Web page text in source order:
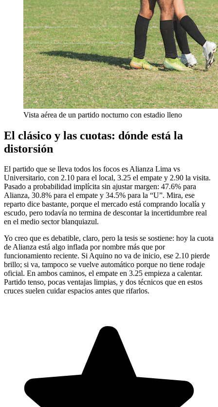
Vista aérea de un partido nocturno con estadio lleno
El clásico y las cuotas: dónde está la
distorsión
El partido que se lleva todos los focos es Alianza Lima vs
Universitario, con 2.10 para el local, 3.25 el empate y 2.90 la visita.
Pasado a probabilidad implícita sin ajustar margen: 47.6% para
Alianza, 30.8% para el empate y 34.5% para la “U”. Mira, ese
reparto dice bastante, porque el mercado está comprando localía y
escudo, pero todavía no termina de descontar la incertidumbre real
en el medio sector blanquiazul.
Yo creo que es debatible, claro, pero la tesis se sostiene: hoy la cuota
de Alianza está algo inflada por nombre más que por
funcionamiento reciente. Si Aquino no va de inicio, ese 2.10 pierde
brillo; si va, tampoco se vuelve automático porque no tiene rodaje
oficial. En ambos caminos, el empate en 3.25 empieza a calentar.
Partido tenso, pocas ventajas limpias, y dos técnicos que en estos
cruces suelen cuidar espacios antes que rifarlos.